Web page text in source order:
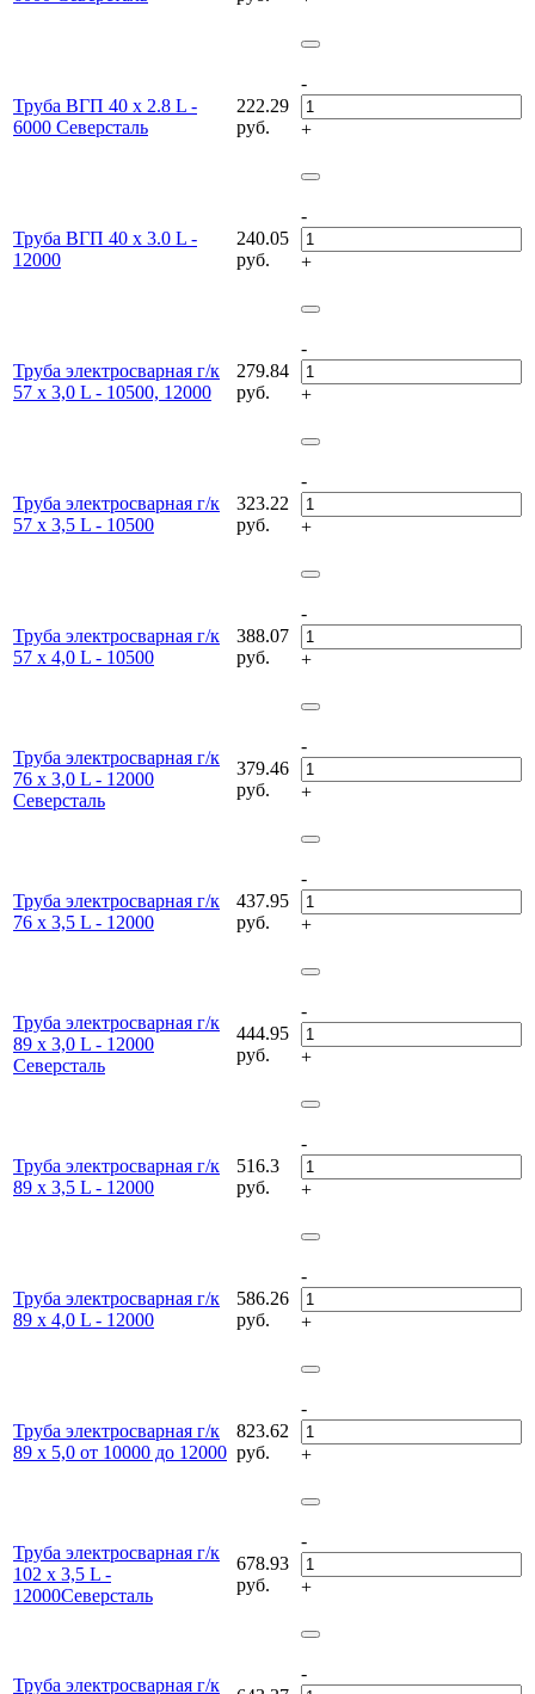
Труба ВГП 40 х 2.8 L -
6000 Северсталь
222.29
руб.
-
+
Труба ВГП 40 х 3.0 L -
12000
240.05
руб.
-
+
Труба электросварная г/к
57 х 3,0 L - 10500, 12000
279.84
руб.
-
+
Труба электросварная г/к
57 х 3,5 L - 10500
323.22
руб.
-
+
Труба электросварная г/к
57 х 4,0 L - 10500
388.07
руб.
-
+
Труба электросварная г/к
76 х 3,0 L - 12000
Северсталь
379.46
руб.
-
+
Труба электросварная г/к
76 х 3,5 L - 12000
437.95
руб.
-
+
Труба электросварная г/к
89 х 3,0 L - 12000
Северсталь
444.95
руб.
-
+
Труба электросварная г/к
89 х 3,5 L - 12000
516.3
руб.
-
+
Труба электросварная г/к
89 х 4,0 L - 12000
586.26
руб.
-
+
Труба электросварная г/к
89 х 5,0 от 10000 до 12000
823.62
руб.
-
+
Труба электросварная г/к
102 х 3,5 L -
12000Северсталь
678.93
руб.
-
+
Труба электросварная г/к
-